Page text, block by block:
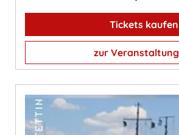
Tickets kaufen
zur Veranstaltung